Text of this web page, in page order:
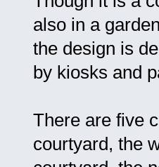
also in a
the design is
by kiosks and
There are five
courtyard, the